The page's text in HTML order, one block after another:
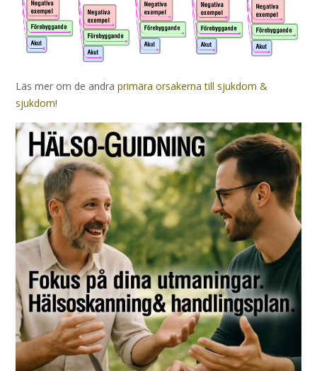
Läs mer om de andra primära orsakerna till sjukdom &
sjukdom!